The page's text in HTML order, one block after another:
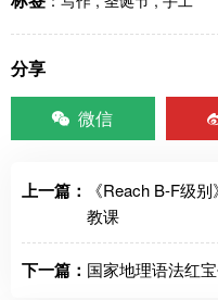
分享
微信
上一篇：
《Reach B-F级
教课
下一篇： 国家地理语法红